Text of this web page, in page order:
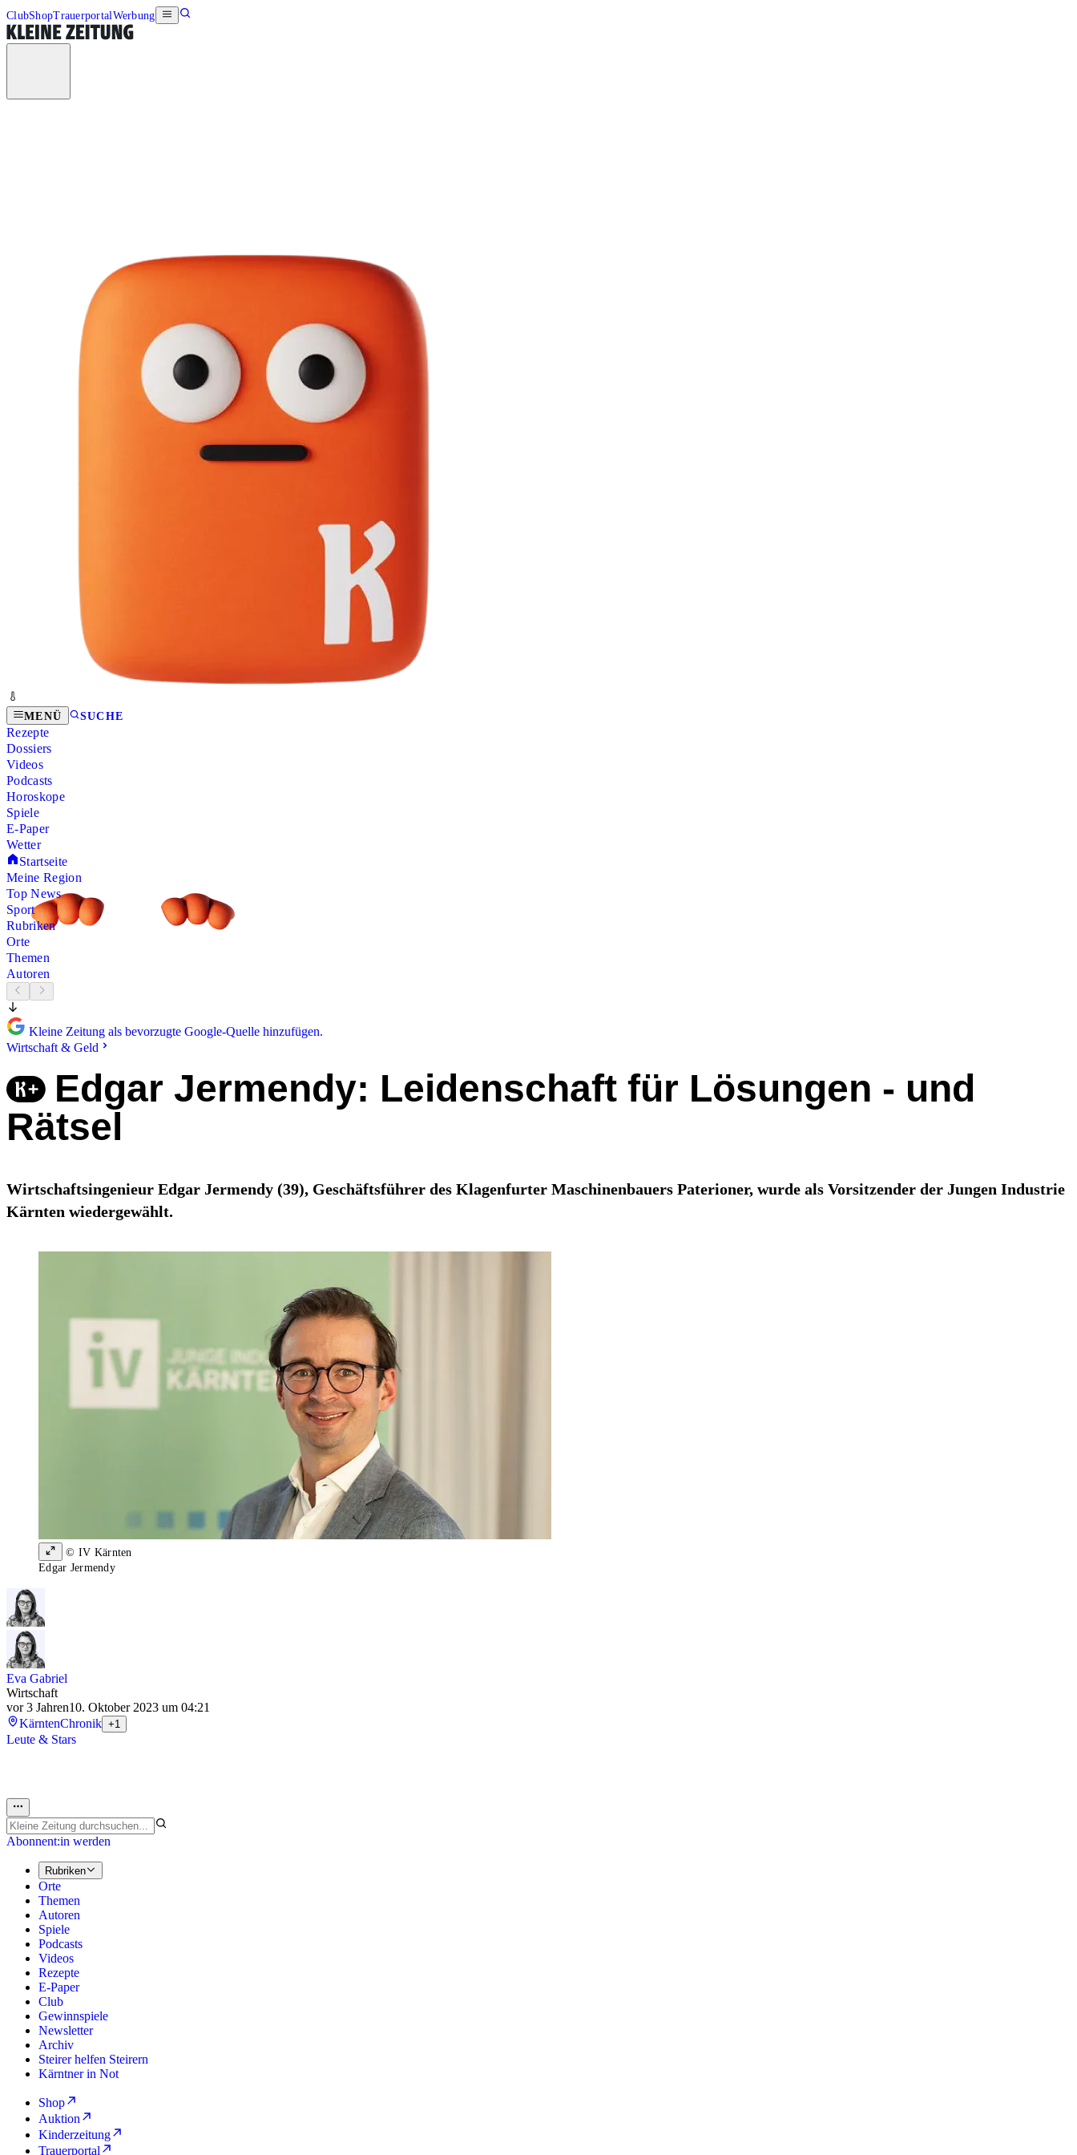
ClubShopTrauerportalWerbung
MENÜ SUCHE
Rezepte
Dossiers
Videos
Podcasts
Horoskope
Spiele
E-Paper
Wetter
Startseite
Meine Region
Top News
Sport
Rubriken
Orte
Themen
Autoren
Kleine Zeitung als bevorzugte Google-Quelle hinzufügen.
Wirtschaft & Geld
Edgar Jermendy: Leidenschaft für Lösungen - und
Rätsel
Wirtschaftsingenieur Edgar Jermendy (39), Geschäftsführer des Klagenfurter Maschinenbauers Paterioner, wurde als Vorsitzender der Jungen Industrie
Kärnten wiedergewählt.
© IV Kärnten
Edgar Jermendy
Eva Gabriel
Wirtschaft
vor 3 Jahren10. Oktober 2023 um 04:21
KärntenChronik +1
Leute & Stars
Abonnent:in werden
Rubriken
Orte
Themen
Autoren
Spiele
Podcasts
Videos
Rezepte
E-Paper
Club
Gewinnspiele
Newsletter
Archiv
Steirer helfen Steirern
Kärntner in Not
Shop
Auktion
Kinderzeitung
Trauerportal